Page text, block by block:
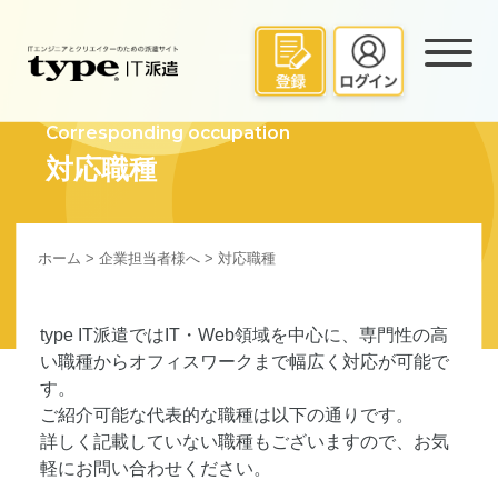
Corresponding occupation
対応職種
ホーム >企業担当者様へ > 対応職種
type IT派遣ではIT・Web領域を中心に、専門性の高
い職種からオフィスワークまで幅広く対応が可能で
す。
ご紹介可能な代表的な職種は以下の通りです。
詳しく記載していない職種もございますので、お気
軽にお問い合わせください。